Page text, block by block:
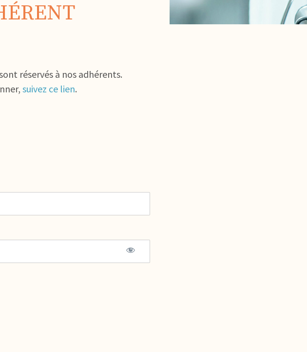
réservés à nos adhérents.
suivez ce lien.